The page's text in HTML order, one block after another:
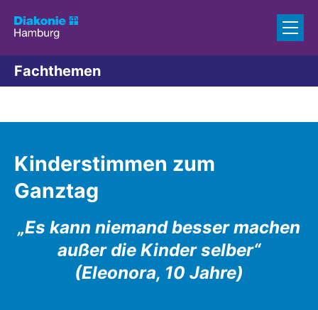
Fachthemen
Kinderstimmen zum
Ganztag
„Es kann niemand besser machen
außer die Kinder selber“
(Eleonora, 10 Jahre)